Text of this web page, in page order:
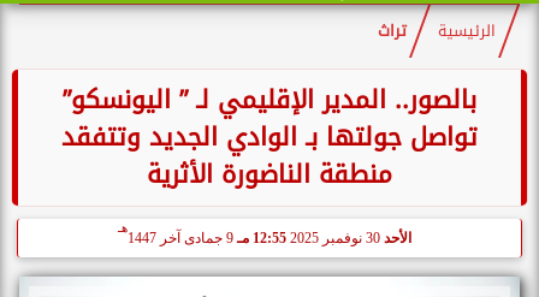
الرئيسية تراث
بالصور.. المدير الإقليمي لـ ” اليونسكو”
تواصل جولتها بـ الوادي الجديد وتتفقد
منطقة الناضورة الأثرية
الأحد 12:55 مـ 9 جمادى آخر 1447
هـ